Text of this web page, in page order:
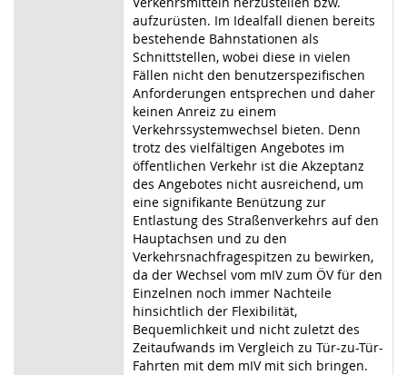
aufzurüsten. Im Idealfall dienen bereits
bestehende Bahnstationen als
Schnittstellen, wobei diese in vielen
Fällen nicht den benutzerspezifischen
Anforderungen entsprechen und daher
keinen Anreiz zu einem
Verkehrssystemwechsel bieten. Denn
trotz des vielfältigen Angebotes im
öffentlichen Verkehr ist die Akzeptanz
des Angebotes nicht ausreichend, um
eine signifikante Benützung zur
Entlastung des Straßenverkehrs auf den
Hauptachsen und zu den
Verkehrsnachfragespitzen zu bewirken,
da der Wechsel vom mIV zum ÖV für den
Einzelnen noch immer Nachteile
hinsichtlich der Flexibilität,
Bequemlichkeit und nicht zuletzt des
Zeitaufwands im Vergleich zu Tür-zu-Tür-
Fahrten mit dem mIV mit sich bringen.